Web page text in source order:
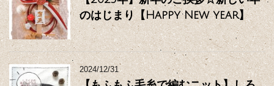
のはじまり【Happy New year】
2024/12/31